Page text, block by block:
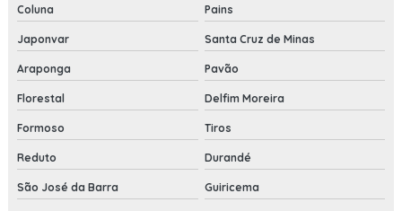
Coluna Pains
Japonvar Santa Cruz de Minas
Araponga Pavão
Florestal Delfim Moreira
Formoso Tiros
Reduto Durandé
São José da Barra Guiricema